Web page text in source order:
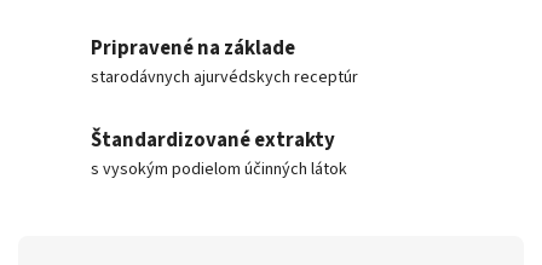
Pripravené na základe
starodávnych ajurvédskych receptúr
Štandardizované extrakty
s vysokým podielom účinných látok